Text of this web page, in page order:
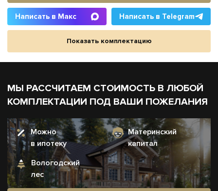
Написать в Макс Написать в Telegram
Показать комплектацию
МЫ РАССЧИТАЕМ СТОИМОСТЬ В ЛЮБОЙ
КОМПЛЕКТАЦИИ ПОД ВАШИ ПОЖЕЛАНИЯ
Можно
в ипотеку
Материнский
капитал
Вологодский
лес